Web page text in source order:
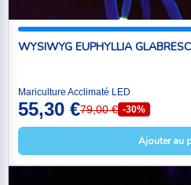
WYSIWYG EUPHYLLIA
Mariculture Acclimaté LED
55,30 €79,00 € -30%
Ajouter au